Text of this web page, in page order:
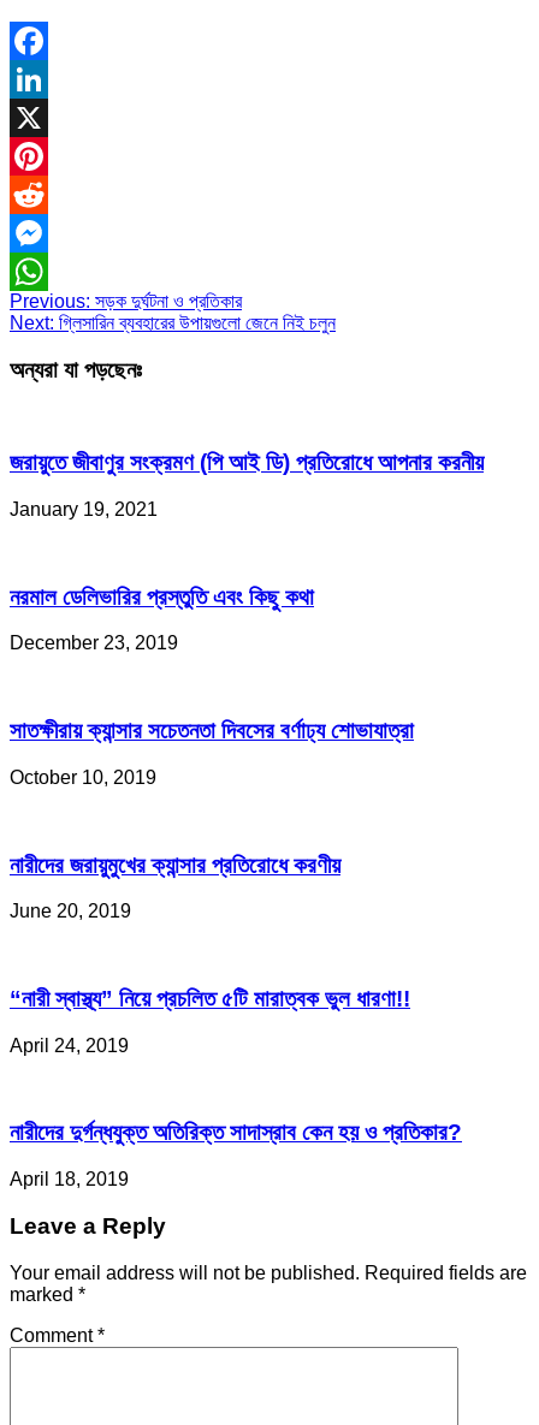
Facebook
LinkedIn
X
Pinterest
Reddit
Messenger
WhatsApp
Previous: সড়ক দুর্ঘটনা ও প্রতিকার
Next: গ্লিসারিন ব্যবহারের উপায়গুলো জেনে নিই চলুন
অন্যরা যা পড়ছেনঃ
জরায়ুতে জীবাণুর সংক্রমণ (পি আই ডি) প্রতিরোধে আপনার করনীয়
January 19, 2021
নরমাল ডেলিভারির প্রস্তুতি এবং কিছু কথা
December 23, 2019
সাতক্ষীরায় ক্যান্সার সচেতনতা দিবসের বর্ণাঢ্য শোভাযাত্রা
October 10, 2019
নারীদের জরায়ুমুখের ক্যান্সার প্রতিরোধে করণীয়
June 20, 2019
“নারী স্বাস্থ্য” নিয়ে প্রচলিত ৫টি মারাত্বক ভুল ধারণা!!
April 24, 2019
নারীদের দুর্গন্ধযুক্ত অতিরিক্ত সাদাস্রাব কেন হয় ও প্রতিকার?
April 18, 2019
Leave a Reply
Your email address will not be published. Required fields are
marked *
Comment*